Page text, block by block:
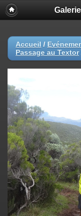
Accueil /
Passage au Textor